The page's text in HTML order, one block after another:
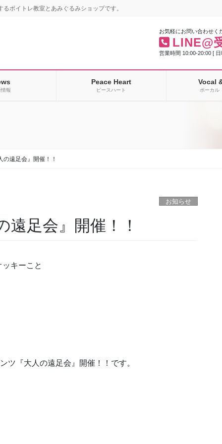
ボイトレ教室とあみぐるみショップです。
お気軽にお問い合わせく
LINE@
営業時間 10:00-20:00 [
報
Peace Heart
ピースハート
Vocal
ボーカル
遠足会』開催！！
お知らせ
遠足会』開催！！
キーこと
ツ 『大人の遠足会』開催！！です。